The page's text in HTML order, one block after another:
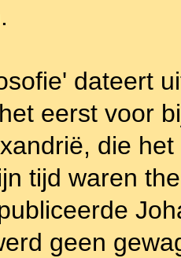
dateert
eerst voor
die
tijd waren
geen